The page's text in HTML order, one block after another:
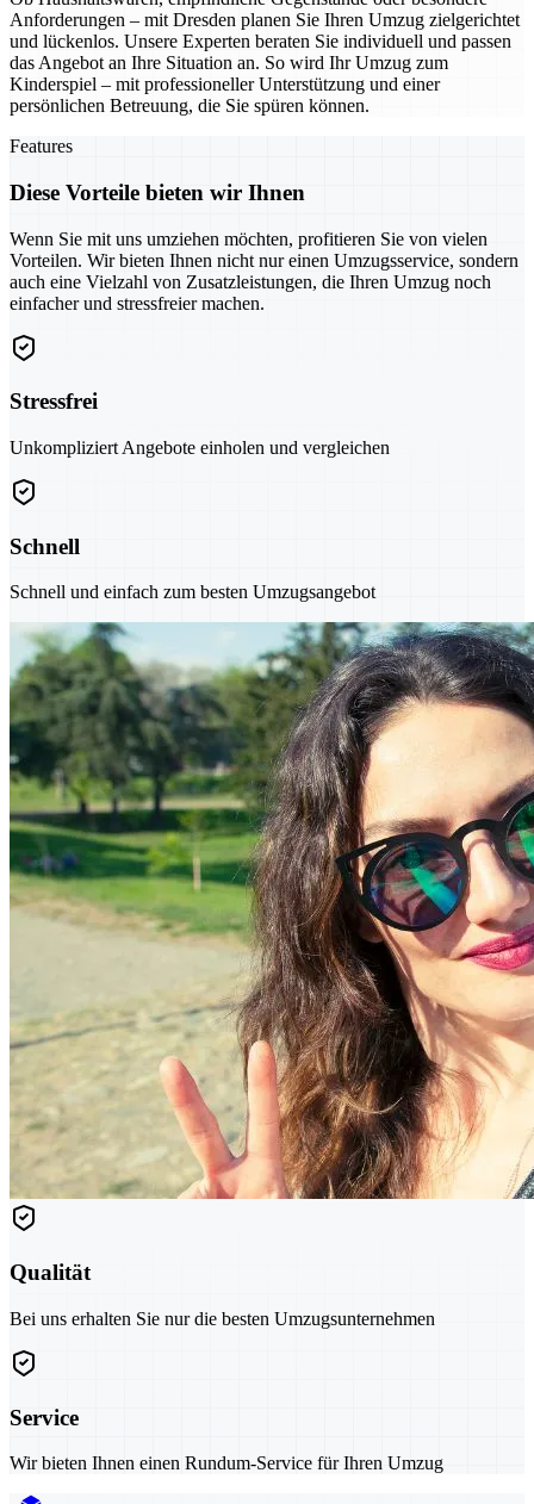
Anforderungen – mit Dresden planen Sie Ihren Umzug zielgerichtet
und lückenlos. Unsere Experten beraten Sie individuell und passen
das Angebot an Ihre Situation an. So wird Ihr Umzug zum
Kinderspiel – mit professioneller Unterstützung und einer
persönlichen Betreuung, die Sie spüren können.
Features
Diese Vorteile bieten wir Ihnen
Wenn Sie mit uns umziehen möchten, profitieren Sie von vielen
Vorteilen. Wir bieten Ihnen nicht nur einen Umzugsservice, sondern
auch eine Vielzahl von Zusatzleistungen, die Ihren Umzug noch
einfacher und stressfreier machen.
Stressfrei
Unkompliziert Angebote einholen und vergleichen
Schnell
Schnell und einfach zum besten Umzugsangebot
Qualität
Bei uns erhalten Sie nur die besten Umzugsunternehmen
Service
Wir bieten Ihnen einen Rundum-Service für Ihren Umzug